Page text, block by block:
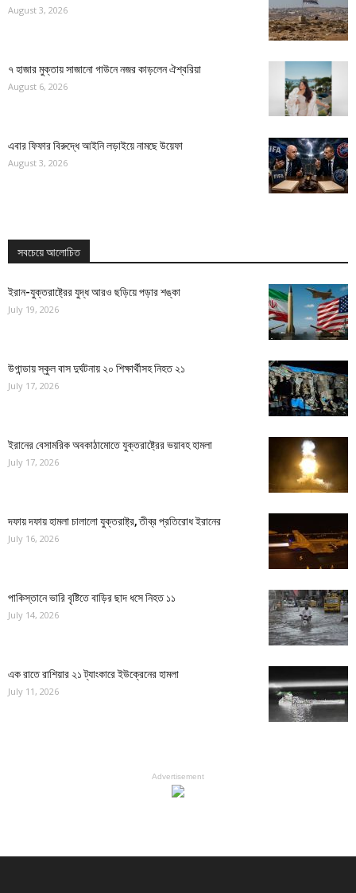
August 3, 2026
৭ হাজার মুক্তায় সাজানো গাউনে নজর কাড়লেন ঐশ্বরিয়া
August 6, 2026
এবার ফিফার বিরুদ্ধে আইনি লড়াইয়ে নামছে উয়েফা
August 3, 2026
সবচেয়ে আলোচিত
ইরান-যুক্তরাষ্ট্রের যুদ্ধ আরও ছড়িয়ে পড়ার শঙ্কা
July 19, 2026
উগান্ডায় স্কুল বাস দুর্ঘটনায় ২০ শিক্ষার্থীসহ নিহত ২১
July 17, 2026
ইরানের বেসামরিক অবকাঠামোতে যুক্তরাষ্ট্রের ভয়াবহ হামলা
July 17, 2026
দফায় দফায় হামলা চালালো যুক্তরাষ্ট্র, তীব্র প্রতিরোধ ইরানের
July 16, 2026
পাকিস্তানে ভারি বৃষ্টিতে বাড়ির ছাদ ধসে নিহত ১১
July 14, 2026
এক রাতে রাশিয়ার ২১ ট্যাংকারে ইউক্রেনের হামলা
July 11, 2026
Advertisement